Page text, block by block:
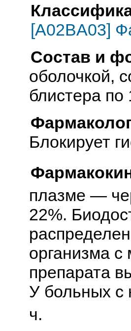
[A02BA03]
Состав и
оболочкой,
блистера по
Блокирует
плазме —
22%.
организма
препарата
У больных с
ч.